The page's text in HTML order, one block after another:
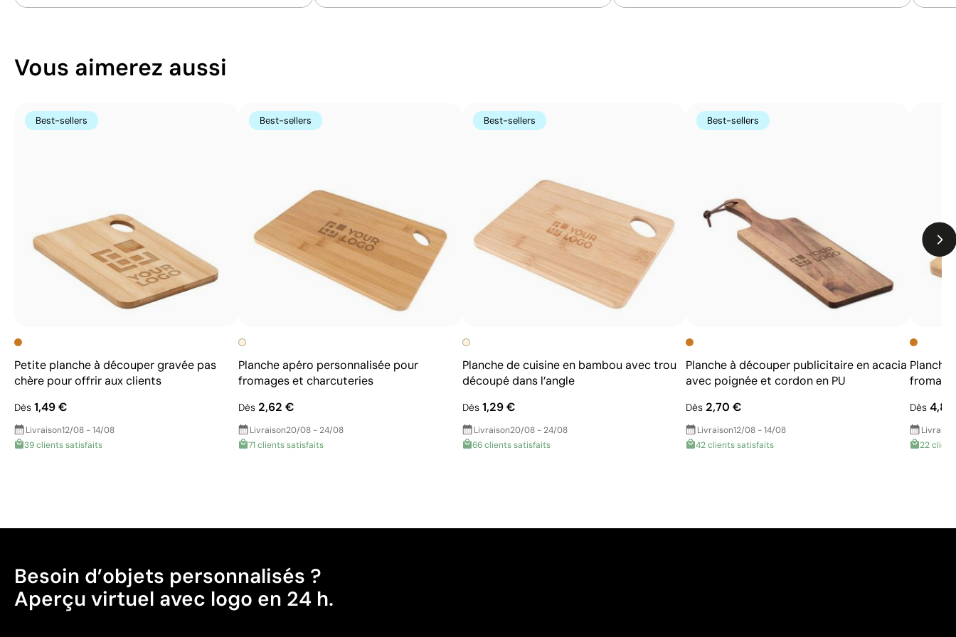
Grande précision et détails même sur petits textes
Ne nécessite pas d’encres ni de produits chimiques
additionnels
N’altère pas la texture ni l’intégrité de l’article
matériau
Vous aimerez aussi
Best-sellers
Petite planche à découper gravée pas
chère pour offrir aux clients
Dès 1,49 €
Livraison12/08 - 14/08
39 clients satisfaits
Best-sellers
Planche apéro personnalisée pour
fromages et charcuteries
Dès2,62 €
Livraison20/08 - 24/08
71 clients satisfaits
Best-sellers
Planche de cuisine en bambou avec trou
découpé dans l’angle
Dès1,29 €
Livraison20/08 - 24/08
66 clients satisfaits
Best-sellers
Planche à découper publicitaire en acacia
avec poignée et cordon en PU
Dès 2,70 €
Livraison12/08 - 14/08
42 clients satisfaits
Dès
22
Besoin d’objets personnalisés ?
Aperçu virtuel avec logo en 24 h.